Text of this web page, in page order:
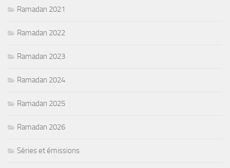
Ramadan 2021
Ramadan 2022
Ramadan 2023
Ramadan 2024
Ramadan 2025
Ramadan 2026
Séries et émissions